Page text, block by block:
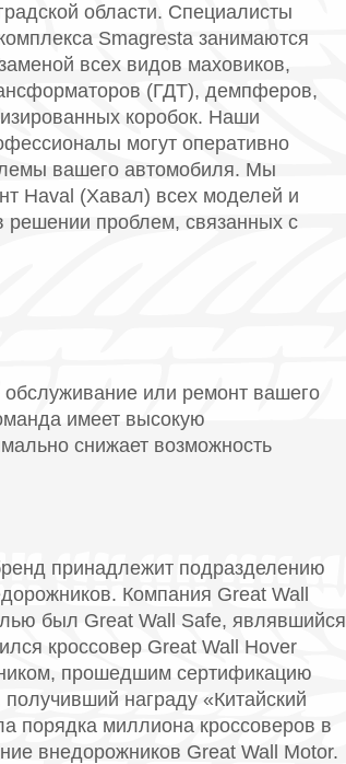
области. Специалисты
Smagresta занимаются
всех видов маховиков,
(ГДТ), демпферов,
коробок. Наши
могут оперативно
вашего автомобиля. Мы
Haval (Хавал) всех моделей и
решении проблем, связанных с
обслуживание или ремонт вашего
имеет высокую
снижает возможность
принадлежит подразделению
Компания Great Wall
был Great Wall Safe, являвшийся
кроссовер Great Wall Hover
прошедшим сертификацию
награду «Китайский
порядка миллиона кроссоверов в
внедорожников Great Wall Motor.